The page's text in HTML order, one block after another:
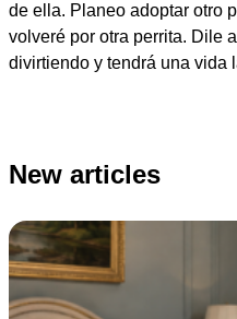
de ella. Planeo adoptar otro
volveré por otra perrita. Dile
divirtiendo y tendrá una vida
New articles